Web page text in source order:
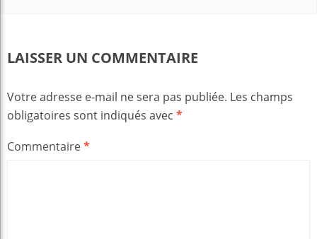
LAISSER UN COMMENTAIRE
Votre adresse e-mail ne sera pas publiée. Les champs
obligatoires sont indiqués avec *
Commentaire*